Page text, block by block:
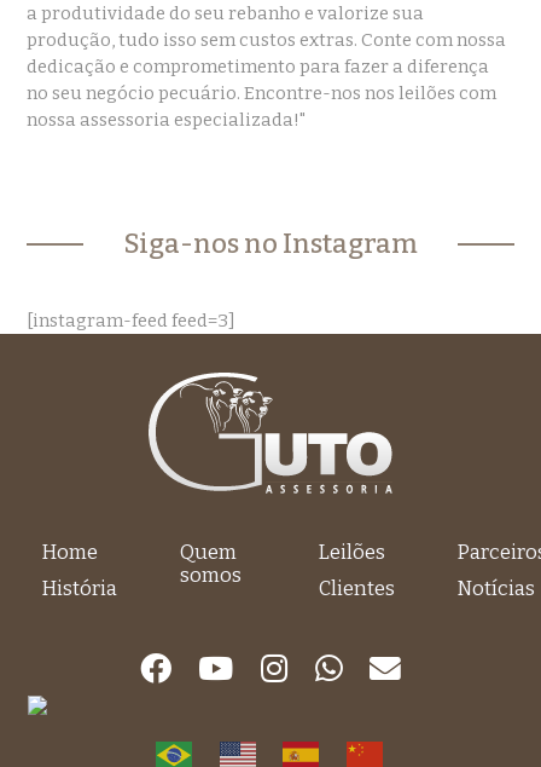
a produtividade do seu rebanho e valorize sua
produção, tudo isso sem custos extras. Conte com nossa
dedicação e comprometimento para fazer a diferença
no seu negócio pecuário. Encontre-nos nos leilões com
nossa assessoria especializada!"
Siga-nos no Instagram
[instagram-feed feed=3]
Home
História
Quem
somos
Leilões
Clientes
Notícias